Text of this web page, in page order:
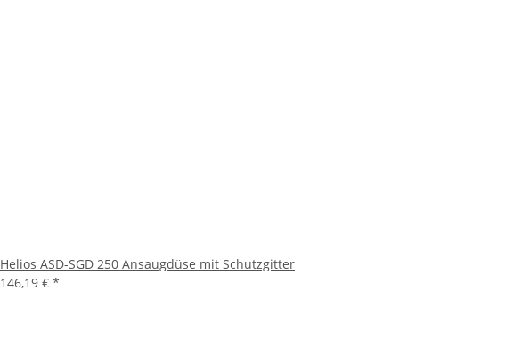
Helios ASD-SGD 250 Ansaugdüse mit Schutzgitter
146,19 € *